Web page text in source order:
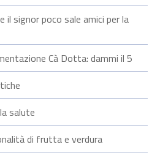
il signor poco sale amici per la
Cà Dotta: dammi il 5
salute
di frutta e verdura